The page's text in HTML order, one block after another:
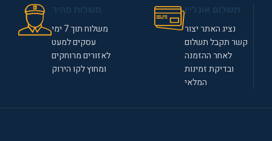
נציג האתר יצור
קשר תקבל תשלום
לאחר ההזמנה
ובדיקת זמינות
המלאי
משלוח תוך 7 ימי
עסקים למעט
לאזורים מרוחקים
ומחוץ לקו הירוק